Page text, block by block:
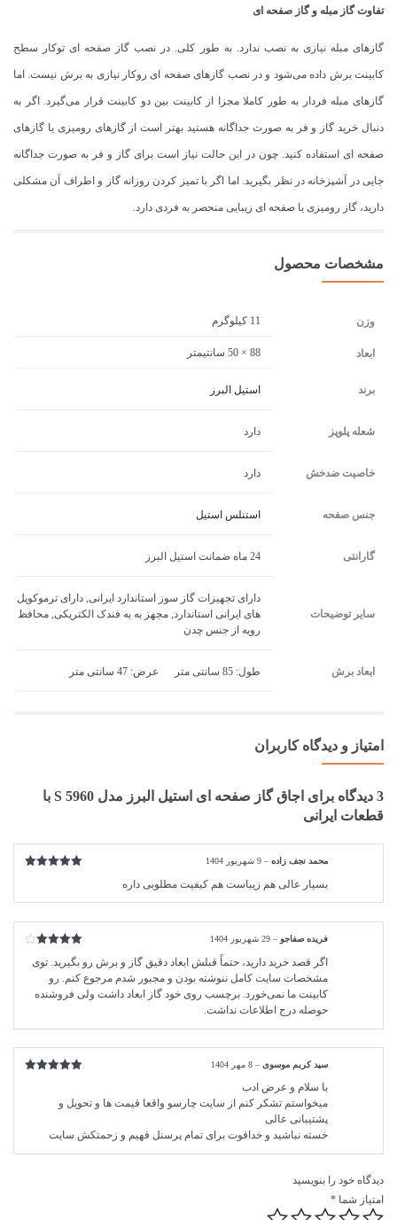
تفاوت گاز مبله و گاز صفحه ای
گازهای مبله نیازی به نصب ندارد. به طور کلی. در نصب گاز صفحه ای توکار سطح
کابینت برش داده می‌شود و در نصب گازهای صفحه ای روکار نیازی به برش نیست. اما
گازهای مبله فردار به طور کاملا مجزا از کابینت بین دو کابینت قرار می‌گیرد. اگر به
دنبال خرید گاز و فر به صورت جداگانه هستید بهتر است از گازهای رومیزی یا گازهای
صفحه ای استفاده کنید. چون در این حالت نیاز است برای گاز و فر به صورت جداگانه
جایی در آشپزخانه در نظر بگیرید. اما اگر با تمیز کردن روزانه گاز و اطراف آن مشکلی
دارید، گاز رومیزی یا صفحه ای زیبایی منحصر به فردی دارد.
مشخصات محصول
وزن 11 کیلوگرم
ابعاد 88 × 50 سانتیمتر
برند استیل البرز
شعله پلوپز دارد
خاصیت ضدخش دارد
جنس صفحه استنلس استیل
گارانتی 24 ماه ضمانت استیل البرز
سایر توضیحات
دارای تجهیزات گاز سوز استاندارد ایرانی, دارای ترموکوپل
های ایرانی استاندارد, مجهز به به فندک الکتریکی, محافظ
رویه از جنس چدن
ابعاد برش طول: 85 سانتی متر عرض: 47 سانتی متر
امتیاز و دیدگاه کاربران
3 دیدگاه برای
اجاق گاز صفحه ای استیل البرز مدل S 5960 با
قطعات ایرانی
محمد نجف زاده – 9 شهریور 1404
بسیار عالی هم زیباست هم کیفیت مطلوبی داره
امتیاز
از 5
فریده صفاجو – 29 شهریور 1404
اگر قصد خرید دارید، حتماً قبلش ابعاد دقیق گاز و برش رو بگیرید. توی
مشخصات سایت کامل ننوشته بودن و مجبور شدم مرجوع کنم. رو
کابینت ما نمی‌خورد. برچسب روی خود گاز ابعاد داشت ولی فروشنده
حوصله درج اطلاعات نداشت.
سید کربم موسوی – 8 مهر 1404
با سلام و عرض ادب
میخواستم تشکر کنم از سایت چارسو واقعا قیمت ها و تحویل و
پشتیبانی عالی
خسته نباشید و خداقوت برای تمام پرسنل فهیم و زحمتکش سایت
دیدگاه خود را بنویسید
امتیاز شما *